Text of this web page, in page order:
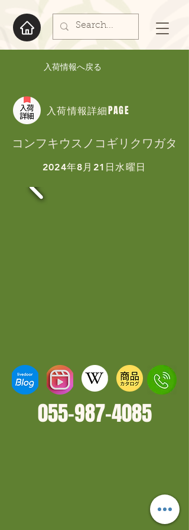
入荷情報へ戻る
入荷情報詳細PAGE
コンフキウスノコギリクワガタ
2024年8月21日水曜日
055-987-4085